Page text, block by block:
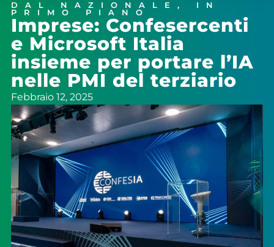
DAL NAZIONALE , IN
PRIMO PIANO
Imprese: Confesercenti
e Microsoft Italia
insieme per portare l’IA
nelle PMI del terziario
Febbraio 12, 2025